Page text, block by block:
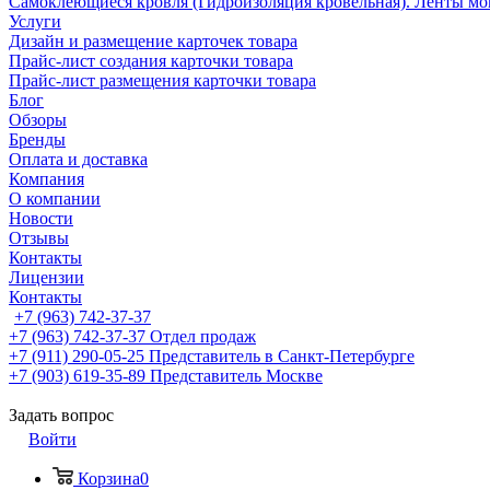
Услуги
Дизайн и размещение карточек товара
Прайс-лист создания карточки товара
Прайс-лист размещения карточки товара
Блог
Обзоры
Бренды
Оплата и доставка
Компания
О компании
Новости
Отзывы
Контакты
Лицензии
Контакты
+7 (963) 742-37-37
+7 (963) 742-37-37 Отдел продаж
+7 (911) 290-05-25 Представитель в Санкт-Петербурге
+7 (903) 619-35-89 Представитель Москве
Задать вопрос
Войти
Корзина0